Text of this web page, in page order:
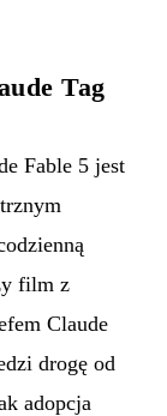
Tag
Fable 5 jest
film z
Claude
drogę od
adopcja